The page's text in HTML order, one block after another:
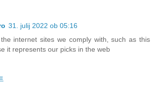
31. julij 2022 ob 05:16
internet sites we comply with, such as this
it represents our picks in the web